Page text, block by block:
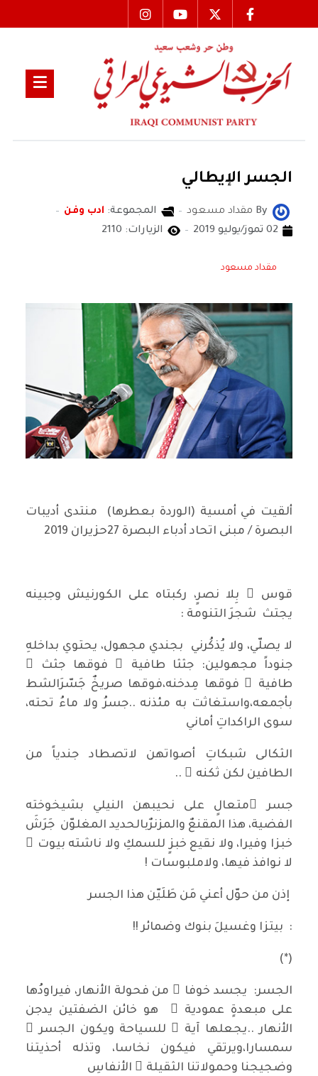
الجسر الإيطالي
By مقداد مسعود المجموعة: ادب وفن
02 تموز/يوليو 2019
الزيارات: 2110
مقداد مسعود
ألقيت في أمسية (الوردة بعطرها) منتدى أديبات
البصرة / مبنى اتحاد أدباء البصرة 27حزيران 2019
قوس ٌ بِلا نصرٍ، ركبتاه على الكورنيش وجبينه
يجتث شجرَ التنومة :
لا يصلّي، ولا يُذكُرني بجندي مجهول، يحتوي بداخلهِ
جنوداً مجهولين: جثثا طافية ً فوقها جثث ٌ
طافية ٌ فوقها مِدخنه،فوقها صريخٌ جَسّرَالشط
بأجمعه،واستغاثت به مئذنه ..جسرُ ولا ماءُ تحته،
سوى الراكداتِ أماني
الثكالى شبكاتِ أصواتهن لاتصطاد جندياً من
الطافين لكن ثكنه ْ ..
جسر ٌمتعالٍ على نحيبهن النيلي بشيخوخته
الفضية، هذا المقنعٌ والمزنرٌبالحديد المغلوّن جَرَشَ
خبزا وفيرا، ولا نقيع خبزٍ للسمكِ ولا ناشته بيوت ٌ
لا نوافذ فيها، ولاملبوسات !
إذن من حوّل أعني مَن طَلَيّن هذا الجسر
: بيتزا وغسيلَ بنوك وضمائر !!
(*)
الجسر: يجسد خوفا ً من فحولة الأنهار، فيراودُها
على مبعدةٍ عمودية ٍ هو خائن الضفتين يدجن
الأنهار ..يجعلها آية ً للسياحة ويكون الجسر ٌ
سمسارا،ويرتقي فيكون نخاسا، وتذله أحذيتنا
وضجيجنا وحمولاتنا الثقيلة ُ الأنفاسِ